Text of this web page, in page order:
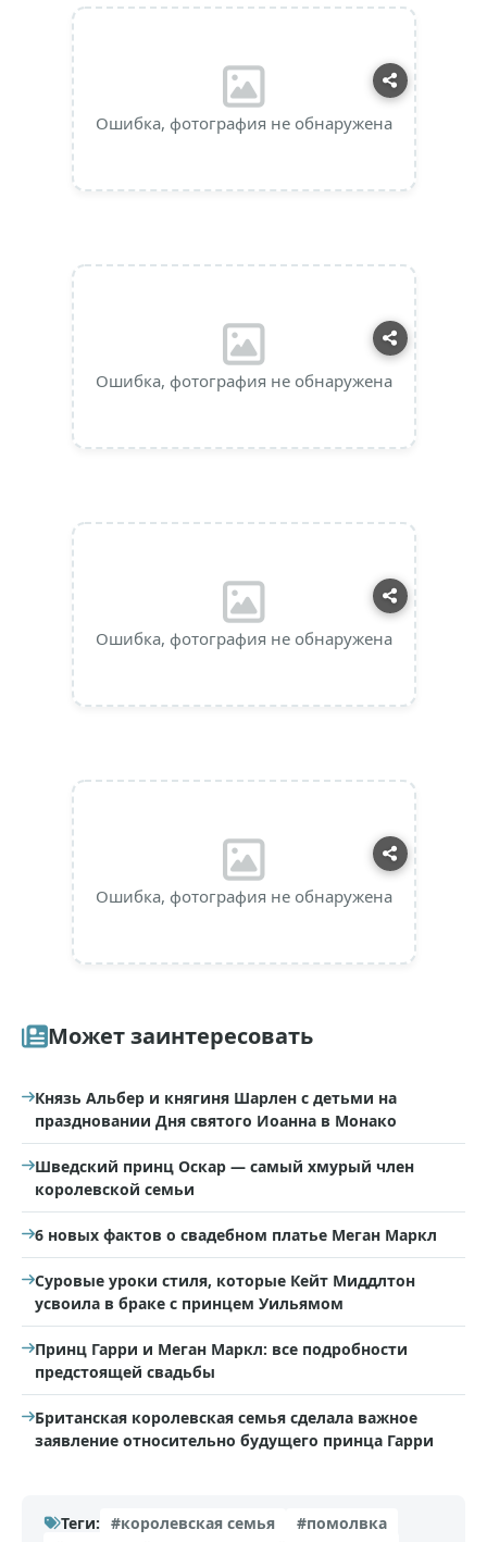
Ошибка, фотография не обнаружена
Ошибка, фотография не обнаружена
Ошибка, фотография не обнаружена
Ошибка, фотография не обнаружена
Может заинтересовать
Князь Альбер и княгиня Шарлен с детьми на
праздновании Дня святого Иоанна в Монако
Шведский принц Оскар — самый хмурый член
королевской семьи
6 новых фактов о свадебном платье Меган Маркл
Суровые уроки стиля, которые Кейт Миддлтон
усвоила в браке с принцем Уильямом
Принц Гарри и Меган Маркл: все подробности
предстоящей свадьбы
Британская королевская семья сделала важное
заявление относительно будущего принца Гарри
Теги: #королевская семья
#помолвка